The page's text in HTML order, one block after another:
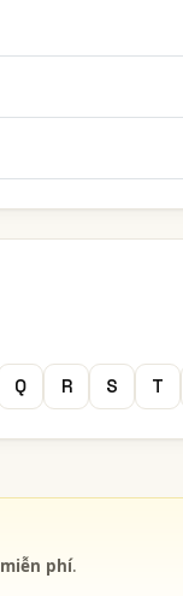
Q R S T
miễn phí.